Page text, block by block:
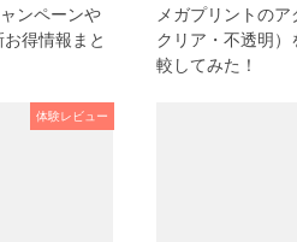
ンペーンや
得情報まと
メガプリントの
クリア・不透明
較してみた！
体験レビュー